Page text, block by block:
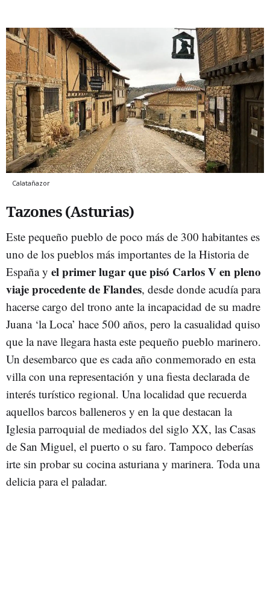
Calatañazor
Tazones (Asturias)
Este pequeño pueblo de poco más de 300 habitantes es
uno de los pueblos más importantes de la Historia de
España y el primer lugar que pisó Carlos V en pleno
viaje procedente de Flandes, desde donde acudía para
hacerse cargo del trono ante la incapacidad de su madre
Juana ‘la Loca’ hace 500 años, pero la casualidad quiso
que la nave llegara hasta este pequeño pueblo marinero.
Un desembarco que es cada año conmemorado en esta
villa con una representación y una fiesta declarada de
interés turístico regional. Una localidad que recuerda
aquellos barcos balleneros y en la que destacan la
Iglesia parroquial de mediados del siglo XX, las Casas
de San Miguel, el puerto o su faro. Tampoco deberías
irte sin probar su cocina asturiana y marinera. Toda una
delicia para el paladar.